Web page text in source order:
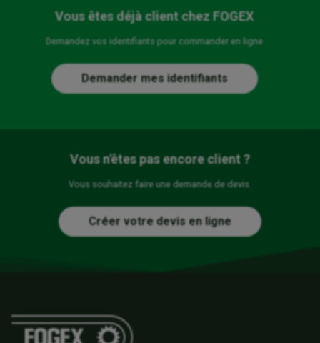
Vous êtes déjà client chez FOGEX
Demandez vos identifiants pour commander en ligne
Demander mes identifiants
Vous n'êtes pas encore client ?
Vous souhaitez faire une demande de devis.
Créer votre devis en ligne